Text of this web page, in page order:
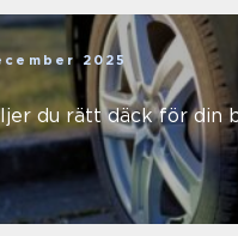
2025
du rätt däck för din